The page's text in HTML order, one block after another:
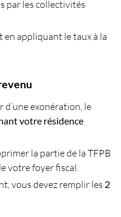
par les collectivités
en appliquant le taux à la
d’une exonération, le
votre résidence
la partie de la TFPB
votre foyer fiscal.
vous devez remplir les 2